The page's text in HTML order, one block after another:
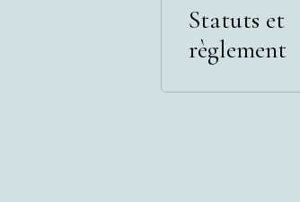
Statuts et
règlement